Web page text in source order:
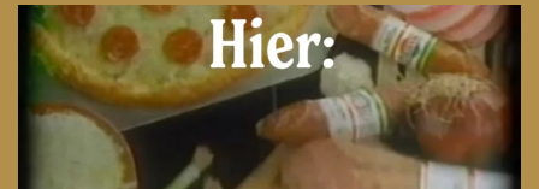
From wood-paneled basements to candlelit condo...
8 0